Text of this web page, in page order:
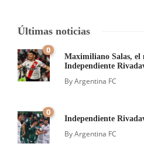
Últimas noticias
0
Maximiliano Salas, el
Independiente
ByArgentina FC
0
Independiente
ByArgentina FC